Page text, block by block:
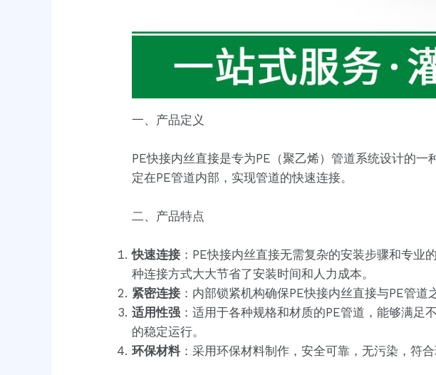
一、产品定义
PE快接内丝直接是专为PE（聚乙烯）管道系统设计的
定在PE管道内部，实现管道的快速连接。
二、产品特点
快速连接 ：PE快接内丝直接无需复杂的安装步骤和专
种连接方式大大节省了安装时间和人力成本。
紧密连接 ：内部锁紧机构确保PE快接内丝直接与PE管
适用性强 ：适用于各种规格和材质的PE管道，能够满
的稳定运行。
环保材料：采用环保材料制作，安全可靠，无污染，符合